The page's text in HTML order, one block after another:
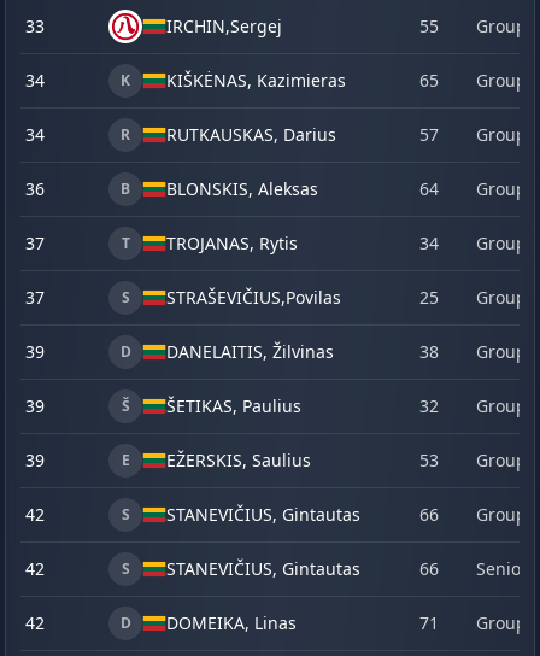
33 IRCHIN,Sergej 55 Group
34 K KIŠKĖNAS, Kazimieras 65 Group
34 R RUTKAUSKAS, Darius 57 Group
36 B BLONSKIS, Aleksas 64 Group
37 T TROJANAS, Rytis 34 Group
37 S STRAŠEVIČIUS,Povilas 25 Group
39 D DANELAITIS, Žilvinas 38 Group
39 Š ŠETIKAS, Paulius 32 Group
39 E EŽERSKIS, Saulius 53 Group
42 S STANEVIČIUS, Gintautas 66 Group
42 S STANEVIČIUS, Gintautas 66 Senior
42 D DOMEIKA, Linas 71 Group